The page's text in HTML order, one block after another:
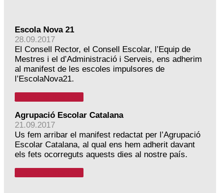
Escola Nova 21
28.09.2017
El Consell Rector, el Consell Escolar, l’Equip de
Mestres i el d’Administració i Serveis, ens adherim
al manifest de les escoles impulsores de
l’EscolaNova21.
Agrupació Escolar Catalana
21.09.2017
Us fem arribar el manifest redactat per l’Agrupació
Escolar Catalana, al qual ens hem adherit davant
els fets ocorreguts aquests dies al nostre país.